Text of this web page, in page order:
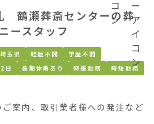
鶴瀬葬斎センターの葬
ースタッフ
埼玉県 経歴不問
学歴不問
日 長期休暇あり 時差勤務
時短勤務
案内、取引業者様への発注など